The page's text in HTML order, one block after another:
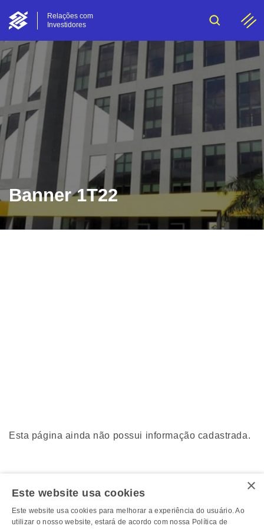
Relações com
Investidores
Banner 1T22
Esta página ainda não possui informação cadastrada.
×
Este website usa cookies
Este website usa cookies para melhorar a experiência do usuário. Ao
utilizar o nosso website, estará de acordo com nossa Política de